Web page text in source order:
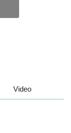
Video